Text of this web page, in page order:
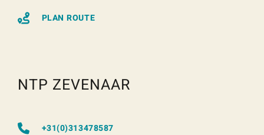
PLAN ROUTE
NTP ZEVENAAR
+31(0)313478587